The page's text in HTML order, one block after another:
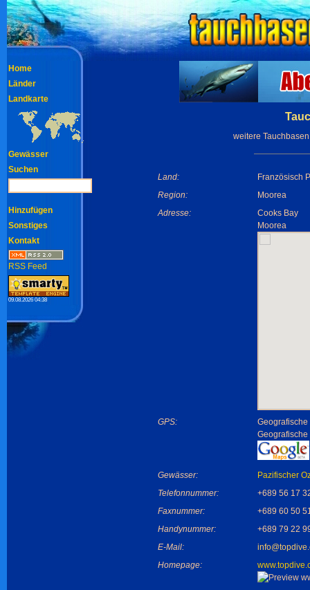
weitere
Land:
Französisch
Region:
Moorea
Adresse:
Cooks Bay
Moorea
GPS:
Gewässer:
Pazifischer
Telefonnummer:
+689 56 17
Faxnummer:
+689 60 50
Handynummer:
+689 79 22
E-Mail:
Homepage:
Home
Länder
Landkarte
Gewässer
Suchen
Hinzufügen
Sonstiges
Kontakt
RSS Feed
09.08.2026 04:38